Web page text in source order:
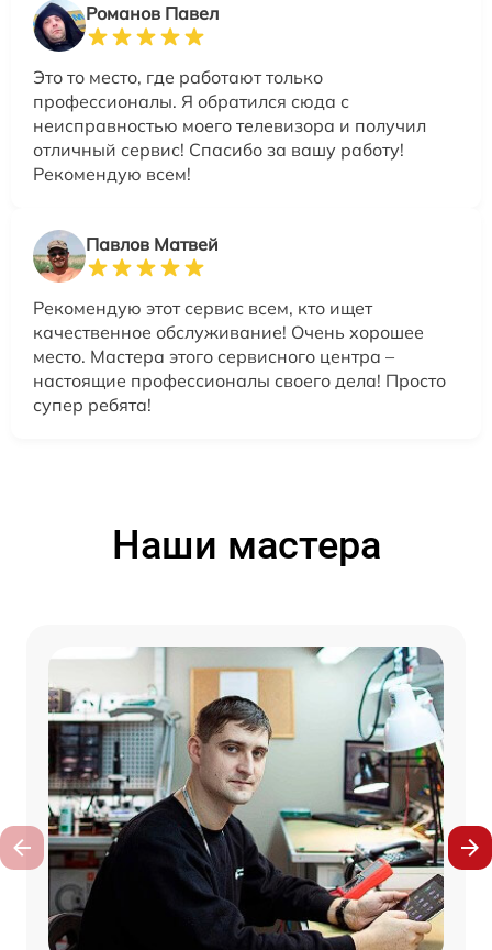
Романов Павел
Это то место, где работают только
профессионалы. Я обратился сюда с
неисправностью моего телевизора и получил
отличный сервис! Спасибо за вашу работу!
Рекомендую всем!
Павлов Матвей
Рекомендую этот сервис всем, кто ищет
качественное обслуживание! Очень хорошее
место. Мастера этого сервисного центра –
настоящие профессионалы своего дела! Просто
супер ребята!
Наши мастера